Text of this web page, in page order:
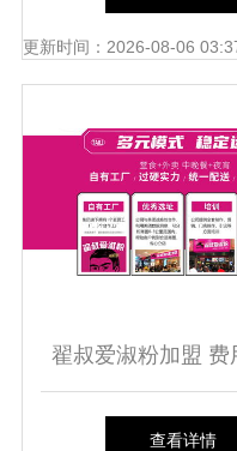
之路
更新时间：2026-08-06
翟叔爱淑粉加盟 费
条件与品牌实力
查看详情